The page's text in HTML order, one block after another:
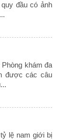
đầu có ảnh
khám đa
được các câu
lệ nam giới bị